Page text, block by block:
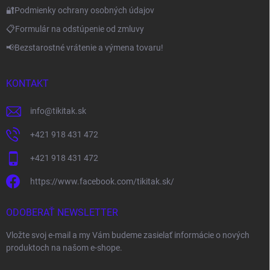
🔐Podmienky ochrany osobných údajov
📋Formulár na odstúpenie od zmluvy
📢Bezstarostné vrátenie a výmena tovaru!
KONTAKT
info@tikitak.sk
+421 918 431 472
+421 918 431 472
https://www.facebook.com/tikitak.sk/
ODOBERAŤ NEWSLETTER
Vložte svoj e-mail a my Vám budeme zasielať informácie o nových
produktoch na našom e-shope.